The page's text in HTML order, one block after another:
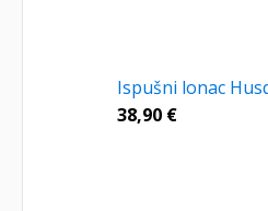
Ispušni lonac
38,90 €